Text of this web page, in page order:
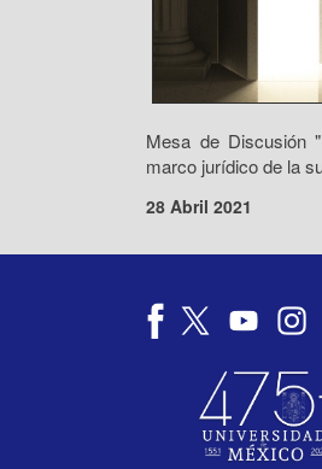
Mesa de Discusión
marco jurídico de la
28 Abril 2021